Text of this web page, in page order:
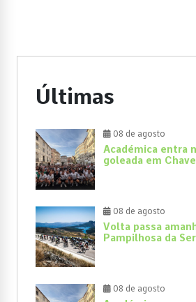
Últimas
08 de agosto
Académica entra
goleada em
08 de agosto
Volta passa
Pampilhosa da
08 de agosto